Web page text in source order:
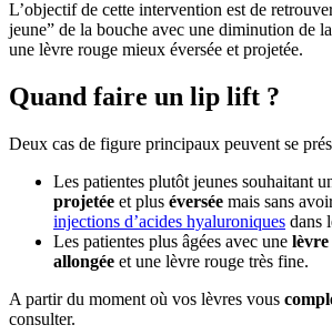
L’objectif de cette intervention est de
jeune” de la bouche avec une diminution de
une lèvre rouge mieux éversée et projetée.
Quand faire un lip lift ?
Deux cas de figure principaux peuvent se
Les patientes plutôt jeunes souhaitant
projetée et plus éversée mais sans
injections d’acides hyaluroniques dans
Les patientes plus âgées avec une lèvre
allongée et une lèvre rouge très fine.
A partir du moment où vos lèvres vous
consulter.